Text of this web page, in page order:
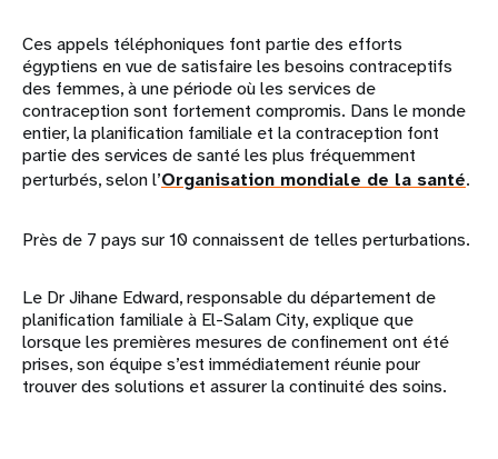
Ces appels téléphoniques font partie des efforts
égyptiens en vue de satisfaire les besoins contraceptifs
des femmes, à une période où les services de
contraception sont fortement compromis. Dans le monde
entier, la planification familiale et la contraception font
partie des services de santé les plus fréquemment
perturbés, selon l’Organisation mondiale de la santé.
Près de 7 pays sur 10 connaissent de telles perturbations.
Le Dr Jihane Edward, responsable du département de
planification familiale à El-Salam City, explique que
lorsque les premières mesures de confinement ont été
prises, son équipe s’est immédiatement réunie pour
trouver des solutions et assurer la continuité des soins.